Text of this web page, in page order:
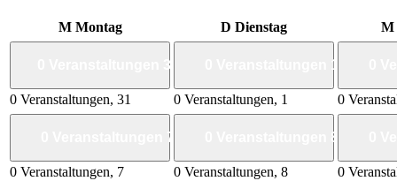
M Montag D Dienstag M
31
0 Veranstaltungen, 31
1
0 Veranstaltungen, 1 0
7
0 Veranstaltungen, 7
8
0 Veranstaltungen, 8 0